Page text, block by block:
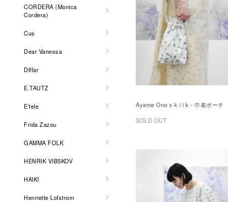
Ayame Ono x k i i k - 巾着ポーチ
SOLD OUT
CORDERA (Monica
Cordera)
Cus
Dear Vanessa
Diffar
E.TAUTZ
E'tele
Frida Zazou
GAMMA FOLK
HENRIK VIBSKOV
HAIK!
Henriette Lofstrom